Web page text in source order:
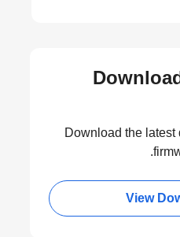
Download the
View